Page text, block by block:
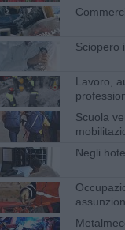
Sciopero
Lavoro,
Scuola
Negli